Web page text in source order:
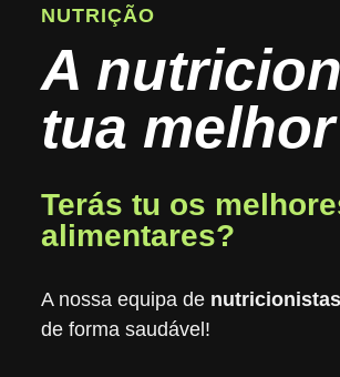
NUTRIÇÃO
A
tua
Terás tu os
alimentares?
A nossa equipa de nutricionistas
de forma saudável!